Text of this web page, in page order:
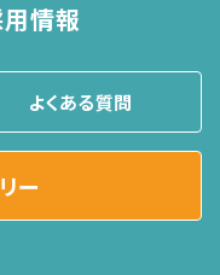
用情報
よくある質問
ー